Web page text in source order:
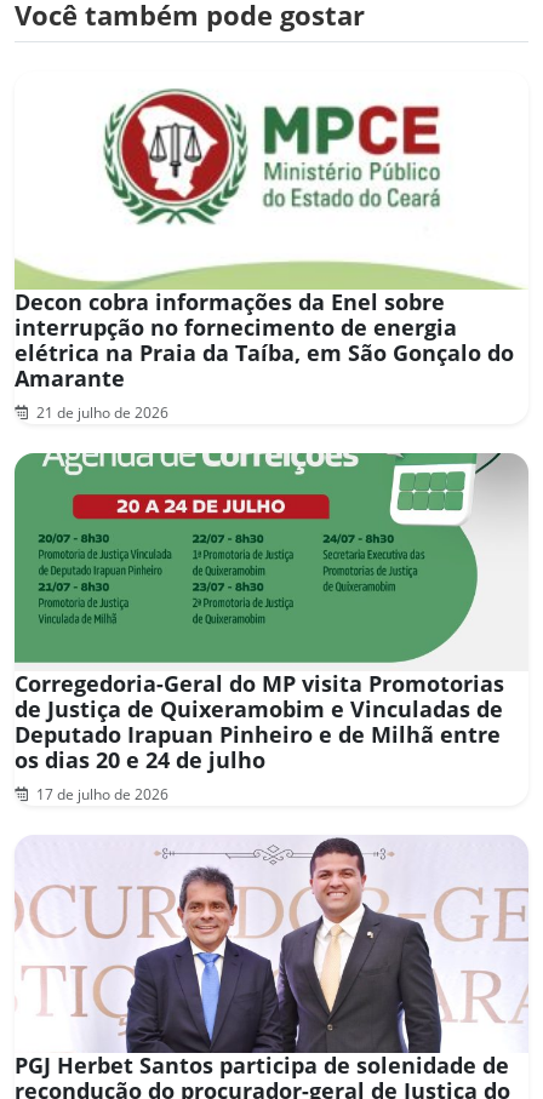
Você também pode gostar
Decon cobra informações da Enel sobre
interrupção no fornecimento de energia
elétrica na Praia da Taíba, em São Gonçalo do
Amarante
21 de julho de 2026
Corregedoria-Geral do MP visita Promotorias
de Justiça de Quixeramobim e Vinculadas de
Deputado Irapuan Pinheiro e de Milhã entre
os dias 20 e 24 de julho
17 de julho de 2026
PGJ Herbet Santos participa de solenidade de
recondução do procurador-geral de Justiça do